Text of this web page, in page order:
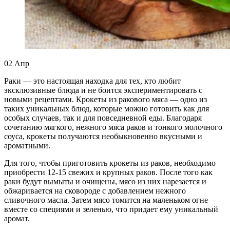
02 Апр
Раки — это настоящая находка для тех, кто любит
эксклюзивные блюда и не боится экспериментировать с
новыми рецептами. Крокеты из ракового мяса — одно из
таких уникальных блюд, которые можно готовить как для
особых случаев, так и для повседневной еды. Благодаря
сочетанию мягкого, нежного мяса раков и тонкого молочного
соуса, крокеты получаются необыкновенно вкусными и
ароматными.
Для того, чтобы приготовить крокеты из раков, необходимо
приобрести 12-15 свежих и крупных раков. После того как
раки будут вымыты и очищены, мясо из них нарезается и
обжаривается на сковороде с добавлением нежного
сливочного масла. Затем мясо томится на маленьком огне
вместе со специями и зеленью, что придает ему уникальный
аромат.